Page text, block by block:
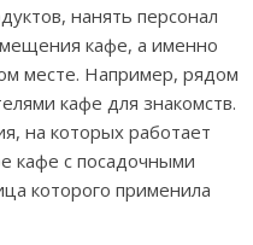
нанять персонал
кафе, а именно
месте. Например, рядом
кафе для знакомств.
на которых работает
кафе с посадочными
которого применила